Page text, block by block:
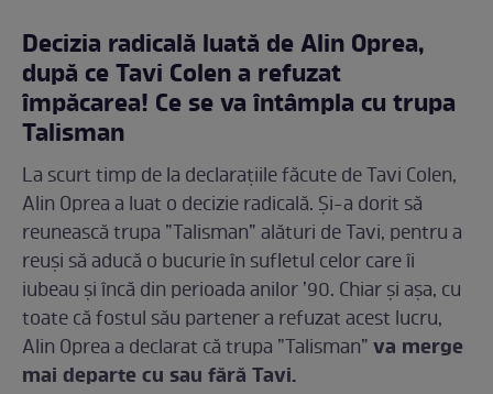
Decizia radicală luată de Alin Oprea,
după ce Tavi Colen a refuzat
împăcarea! Ce se va întâmpla cu trupa
Talisman
La scurt timp de la declarațiile făcute de Tavi Colen,
Alin Oprea a luat o decizie radicală. Și-a dorit să
reunească trupa ”Talisman” alături de Tavi, pentru a
reuși să aducă o bucurie în sufletul celor care îi
iubeau și încă din perioada anilor ’90. Chiar și așa, cu
toate că fostul său partener a refuzat acest lucru,
Alin Oprea a declarat că trupa ”Talisman”va merge
mai departe cu sau fără Tavi.